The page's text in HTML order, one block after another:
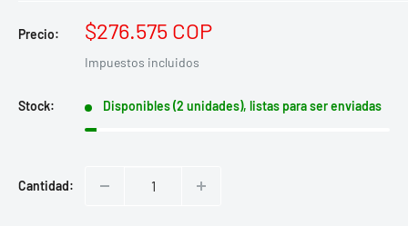
Precio:
Precio
de
venta
$276.575 COP
Impuestos incluidos
Stock: Disponibles (2 unidades), listas para ser enviadas
Cantidad: